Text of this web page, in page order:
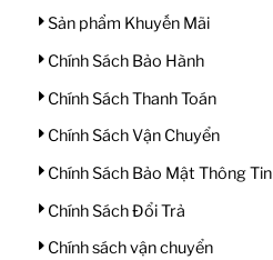
Sản phẩm Khuyến Mãi
Chính Sách Bảo Hành
Chính Sách Thanh Toán
Chính Sách Vận Chuyển
Chính Sách Bảo Mật Thông Tin
Chính Sách Đổi Trả
Chính sách vận chuyển